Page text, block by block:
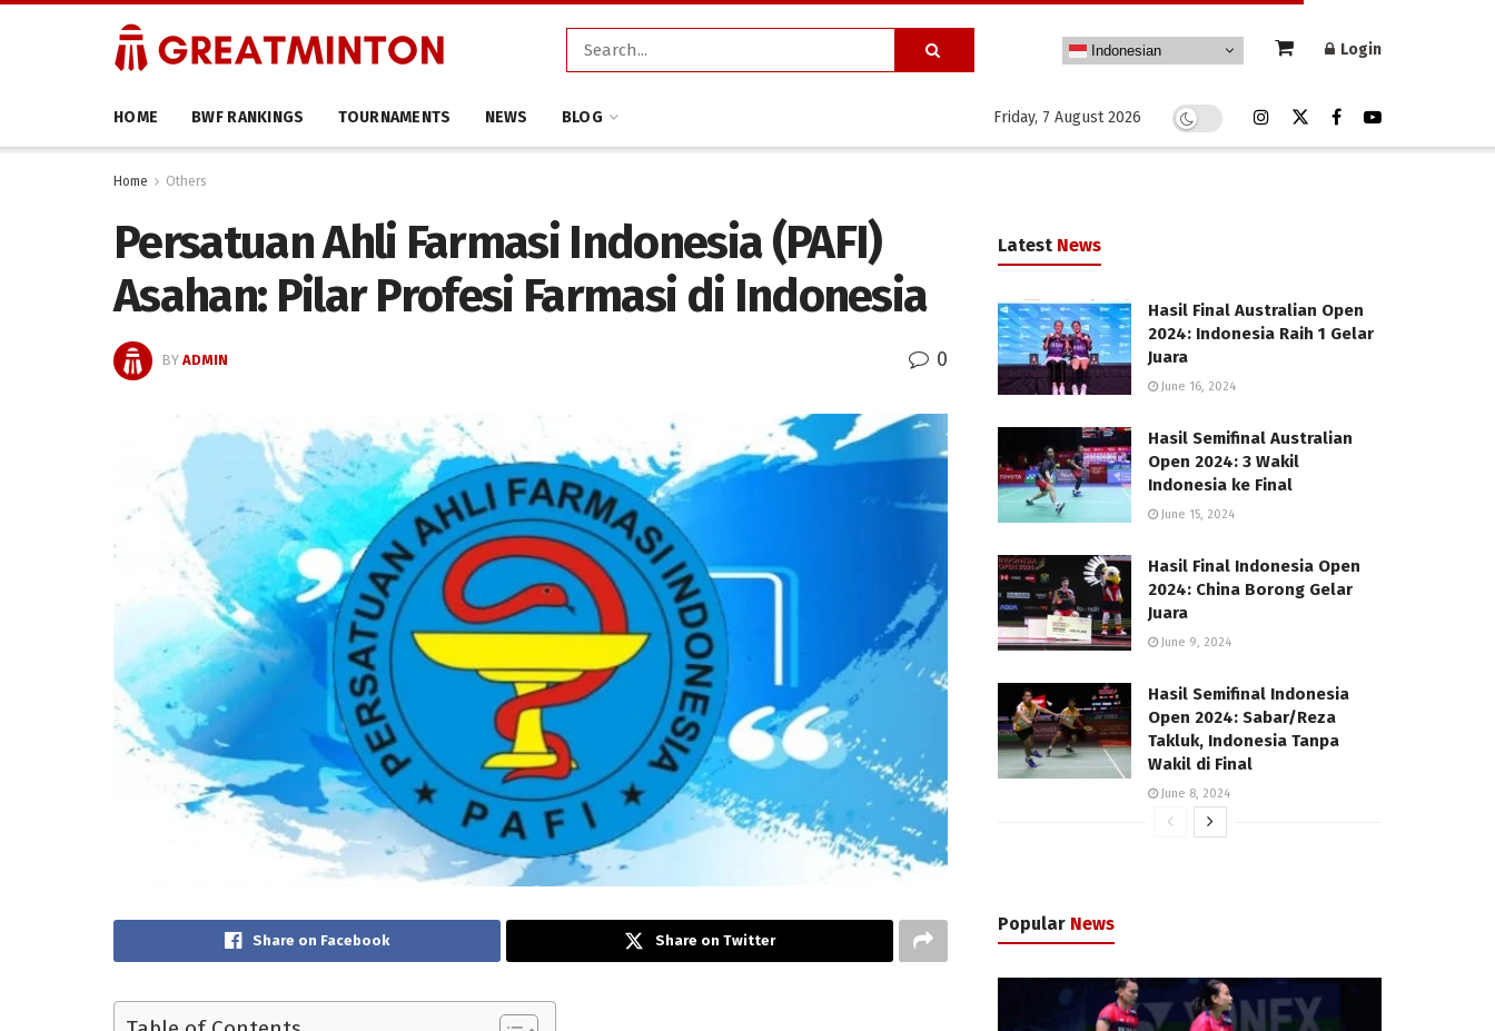
Indonesian Login
HOME BWF RANKINGS TOURNAMENTS NEWS BLOG Friday, 7 August 2026
Home Others
Persatuan Ahli Farmasi Indonesia (PAFI)
Asahan: Pilar Profesi Farmasi di Indonesia
BY ADMIN 0
Share on Facebook Share on Twitter
Latest News
Hasil Final Australian Open
2024: Indonesia Raih 1 Gelar
Juara
June 16, 2024
Hasil Semifinal Australian
Open 2024: 3 Wakil
Indonesia ke Final
June 15, 2024
Hasil Final Indonesia Open
2024: China Borong Gelar
Juara
June 9, 2024
Hasil Semifinal Indonesia
Open 2024: Sabar/Reza
Takluk, Indonesia Tanpa
Wakil di Final
June 8, 2024
Popular News